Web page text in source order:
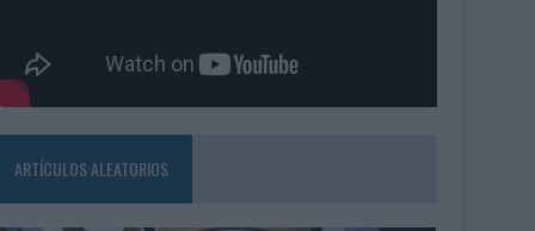
ARTÍCULOS ALEATORIOS